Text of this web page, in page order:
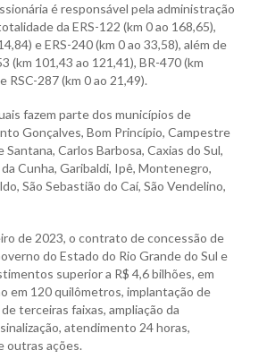
é responsável pela administração
da ERS-122 (km 0 ao 168,65),
e ERS-240 (km 0 ao 33,58), além de
(km 101,43 ao 121,41), BR-470 (km
RSC-287 (km 0 ao 21,49).
fazem parte dos municípios de
Gonçalves, Bom Princípio, Campestre
Santana, Carlos Barbosa, Caxias do Sul,
Cunha, Garibaldi, Ipê, Montenegro,
São Sebastião do Caí, São Vendelino,
de 2023, o contrato de concessão de
do Estado do Rio Grande do Sul e
superior a R$ 4,6 bilhões, em
em 120 quilômetros, implantação de
terceiras faixas, ampliação da
atendimento 24 horas,
outras ações.